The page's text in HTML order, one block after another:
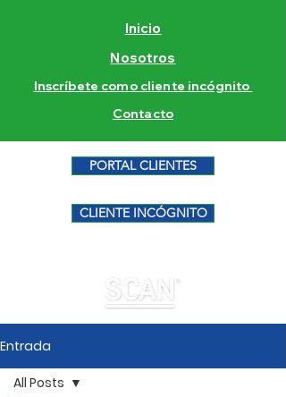
Inicio
Nosotros
Inscríbete como cliente incógnito
Contacto
PORTAL CLIENTES
CLIENTE INCÓGNITO
Entrada
All Posts